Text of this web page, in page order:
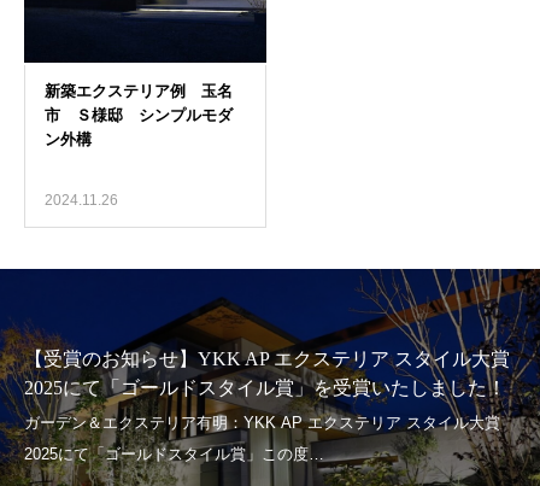
2024.11.26
【受賞のお知らせ】YKK AP エクステリア スタイル大賞
2025にて「ゴールドスタイル賞」を受賞いたしました！